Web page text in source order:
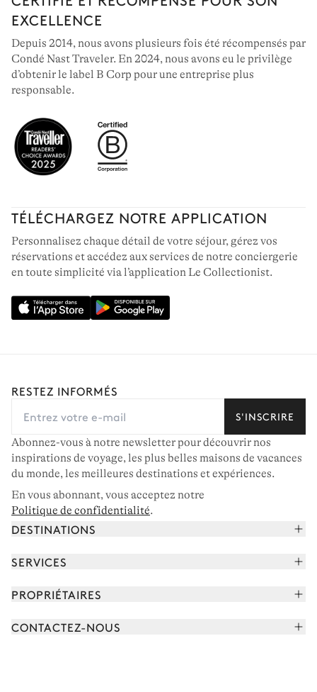
EXCELLENCE
Depuis 2014, nous avons plusieurs fois été récompensés par
Condé Nast Traveler. En 2024, nous avons eu le privilège
d’obtenir le label B Corp pour une entreprise plus
responsable.
TÉLÉCHARGEZ NOTRE APPLICATION
Personnalisez chaque détail de votre séjour, gérez vos
réservations et accédez aux services de notre conciergerie
en toute simplicité via l’application Le Collectionist.
RESTEZ INFORMÉS
S'INSCRIRE
Abonnez-vous à notre newsletter pour découvrir nos
inspirations de voyage, les plus belles maisons de vacances
du monde, les meilleures destinations et expériences.
En vous abonnant, vous acceptez notre
Politique de confidentialité.
DESTINATIONS
Corse
Cap Ferret
SERVICES
Réserver vos vacances
Rencontrer votre concierge
PROPRIÉTAIRES
CONTACTEZ-NOUS